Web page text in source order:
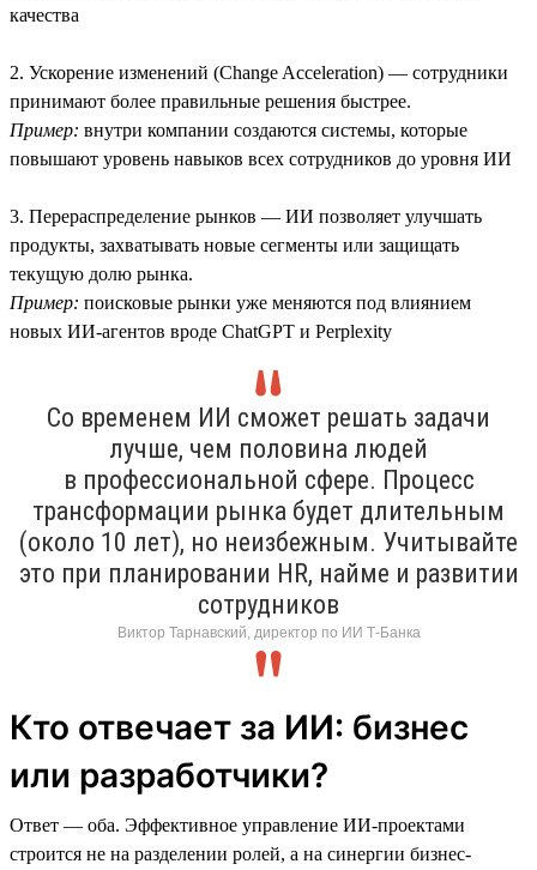
качества
2. Ускорение изменений (Change Acceleration) — сотрудники
принимают более правильные решения быстрее.
Пример: внутри компании создаются системы, которые
повышают уровень навыков всех сотрудников до уровня ИИ
3. Перераспределение рынков — ИИ позволяет улучшать
продукты, захватывать новые сегменты или защищать
текущую долю рынка.
Пример: поисковые рынки уже меняются под влиянием
новых ИИ-агентов вроде ChatGPT и Perplexity
Со временем ИИ сможет решать задачи
лучше, чем половина людей
в профессиональной сфере. Процесс
трансформации рынка будет длительным
(около 10 лет), но неизбежным. Учитывайте
это при планировании HR, найме и развитии
сотрудников
Виктор Тарнавский, директор по ИИ Т-Банка
Кто отвечает за ИИ: бизнес
или разработчики?
Ответ — оба. Эффективное управление ИИ-проектами
строится не на разделении ролей, а на синергии бизнес-